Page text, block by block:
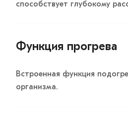
способствует глубокому
Функция прогрева
Встроенная функция
организма.